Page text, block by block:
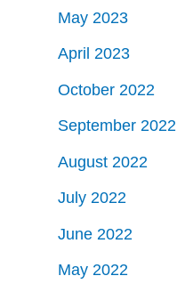
May 2023
April 2023
October 2022
September 2022
August 2022
July 2022
June 2022
May 2022